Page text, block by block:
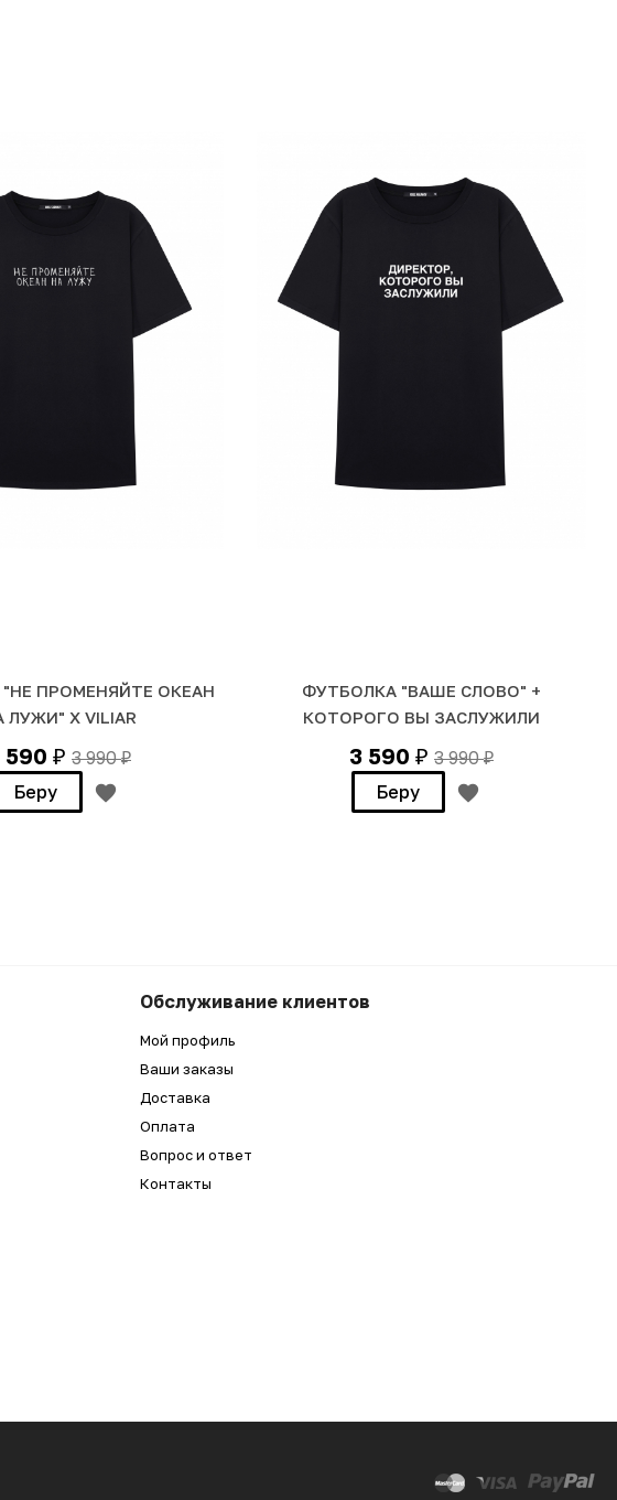
ПРОМЕНЯЙТЕ ОКЕАН
ЛУЖИ" Х VILIAR
590 ₽ 3 990₽
Беру
ФУТБОЛКА "ВАШЕ СЛОВО" +
КОТОРОГО ВЫ ЗАСЛУЖИЛИ
3 590 ₽ 3 990₽
Беру
Обслуживание клиентов
Мой профиль
Ваши заказы
Доставка
Оплата
Вопрос и ответ
Контакты